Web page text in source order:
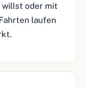
willst oder mit
laufen